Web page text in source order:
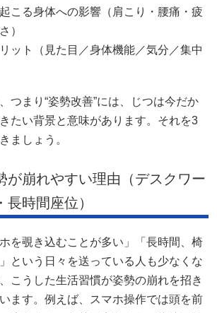
こる身体への影響（肩こり・腰痛・疲
）
ット（見た目／身体機能／気分／集中
つまり“姿勢改善”には、じつは今だか
たい背景と意味があります。それを3
ましょう。
が崩れやすい理由（デスクワー
長時間座位）
を覗き込むことが多い」「長時間、椅
という日々を送っている人も少なくな
こうした生活習慣が姿勢の崩れを招き
ます。例えば、スマホ操作では頭を前